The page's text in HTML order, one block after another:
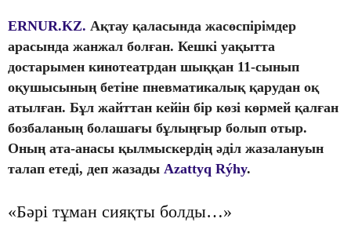
ERNUR.KZ. Ақтау қаласында жасөспірімдер
арасында жанжал болған. Кешкі уақытта
достарымен кинотеатрдан шыққан 11-сынып
оқушысының бетіне пневматикалық қарудан оқ
атылған. Бұл жайттан кейін бір көзі көрмей қалған
бозбаланың болашағы бұлыңғыр болып отыр.
Оның ата-анасы қылмыскердің әділ жазалануын
талап етеді, деп жазады Azattyq Rýhy.
«Бәрі тұман сияқты болды…»